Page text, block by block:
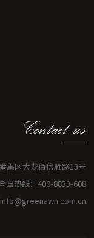
Contact us
区大龙街傍雁路13号
国热线：400-8833-608